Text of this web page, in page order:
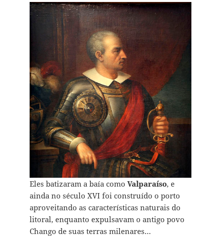
Eles batizaram a baía como Valparaíso, e
ainda no século XVI foi construído o porto
aproveitando as características naturais do
litoral, enquanto expulsavam o antigo povo
Chango de suas terras milenares…